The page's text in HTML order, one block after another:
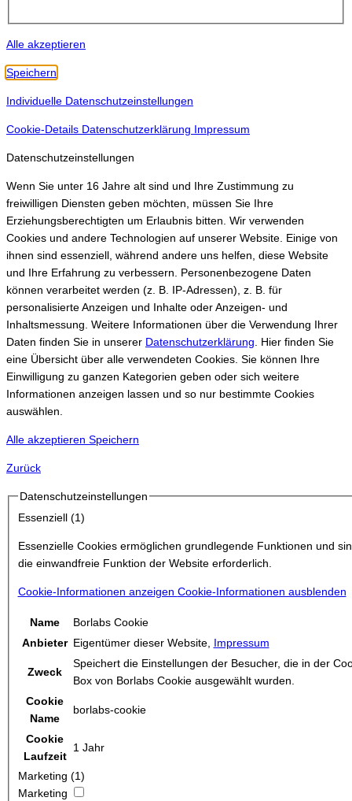
Alle akzeptieren
Speichern
Individuelle Datenschutzeinstellungen
Cookie-Details Datenschutzerklärung Impressum
Datenschutzeinstellungen
Wenn Sie unter 16 Jahre alt sind und Ihre Zustimmung zu
freiwilligen Diensten geben möchten, müssen Sie Ihre
Erziehungsberechtigten um Erlaubnis bitten. Wir verwenden
Cookies und andere Technologien auf unserer Website. Einige von
ihnen sind essenziell, während andere uns helfen, diese Website
und Ihre Erfahrung zu verbessern.
Personenbezogene Daten
können verarbeitet werden (z. B. IP-Adressen), z. B. für
personalisierte Anzeigen und Inhalte oder Anzeigen- und
Inhaltsmessung. Weitere Informationen über die Verwendung Ihrer
Daten finden Sie in unserer Datenschutzerklärung
Hier finden Sie
eine Übersicht über alle verwendeten Cookies. Sie können Ihre
Einwilligung zu ganzen Kategorien geben oder sich weitere
Informationen anzeigen lassen und so nur bestimmte Cookies
auswählen.
Alle akzeptieren Speichern
Zurück
Datenschutzeinstellungen
Essenziell (1)
Essenzielle Cookies ermöglichen grundlegende Funktionen und
die einwandfreie Funktion der Website erforderlich.
Cookie-Informationen anzeigen Cookie-Informationen ausblenden
Name
Borlabs Cookie
Anbieter Eigentümer dieser Website, Impressum
Zweck
Speichert die Einstellungen der Besucher, die in der
Box von Borlabs Cookie ausgewählt wurden.
Cookie
Name
borlabs-cookie
Cookie
Laufzeit
1 Jahr
Marketing (1)
Marketing